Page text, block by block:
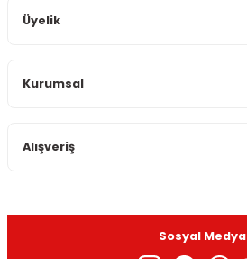
Ürün bilgilerinde hatalar bulunuyor.
Gönder
Üyelik
Kurumsal
Alışveriş
Sosyal Medya